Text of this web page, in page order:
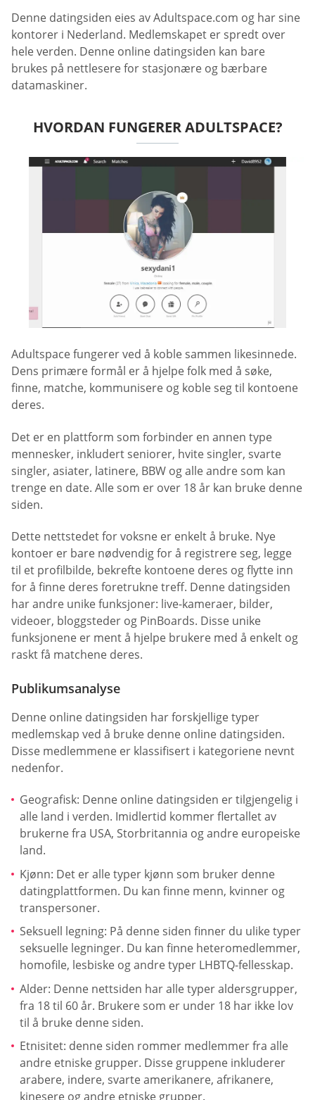
Denne datingsiden eies av Adultspace.com og har sine
kontorer i Nederland. Medlemskapet er spredt over
hele verden. Denne online datingsiden kan bare
brukes på nettlesere for stasjonære og bærbare
datamaskiner.
HVORDAN FUNGERER ADULTSPACE?
Adultspace fungerer ved å koble sammen likesinnede.
Dens primære formål er å hjelpe folk med å søke,
finne, matche, kommunisere og koble seg til kontoene
deres.
Det er en plattform som forbinder en annen type
mennesker, inkludert seniorer, hvite singler, svarte
singler, asiater, latinere, BBW og alle andre som kan
trenge en date. Alle som er over 18 år kan bruke denne
siden.
Dette nettstedet for voksne er enkelt å bruke. Nye
kontoer er bare nødvendig for å registrere seg, legge
til et profilbilde, bekrefte kontoene deres og flytte inn
for å finne deres foretrukne treff. Denne datingsiden
har andre unike funksjoner: live-kameraer, bilder,
videoer, bloggsteder og PinBoards. Disse unike
funksjonene er ment å hjelpe brukere med å enkelt og
raskt få matchene deres.
Publikumsanalyse
Denne online datingsiden har forskjellige typer
medlemskap ved å bruke denne online datingsiden.
Disse medlemmene er klassifisert i kategoriene nevnt
nedenfor.
Geografisk: Denne online datingsiden er tilgjengelig i
alle land i verden. Imidlertid kommer flertallet av
brukerne fra USA, Storbritannia og andre europeiske
land.
Kjønn: Det er alle typer kjønn som bruker denne
datingplattformen. Du kan finne menn, kvinner og
transpersoner.
Seksuell legning: På denne siden finner du ulike typer
seksuelle legninger. Du kan finne heteromedlemmer,
homofile, lesbiske og andre typer LHBTQ-fellesskap.
Alder: Denne nettsiden har alle typer aldersgrupper,
fra 18 til 60 år. Brukere som er under 18 har ikke lov
til å bruke denne siden.
Etnisitet: denne siden rommer medlemmer fra alle
andre etniske grupper. Disse gruppene inkluderer
arabere, indere, svarte amerikanere, afrikanere,
kinesere og andre etniske grupper.